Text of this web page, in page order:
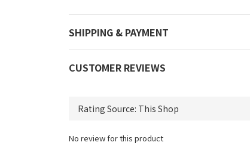
SHIPPING & PAYMENT
CUSTOMER REVIEWS
No review for this product